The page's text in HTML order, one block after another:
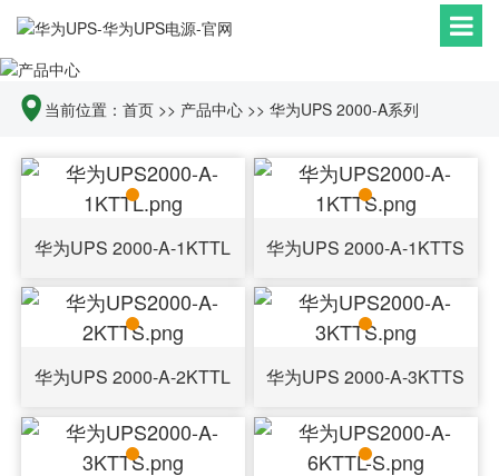
当前位置： 首页 >> 产品中心 >> 华为UPS 2000-A系列
华为UPS 2000-A-1KTTL 华为UPS 2000-A-1KTTS
华为UPS 2000-A-2KTTL 华为UPS 2000-A-3KTTS